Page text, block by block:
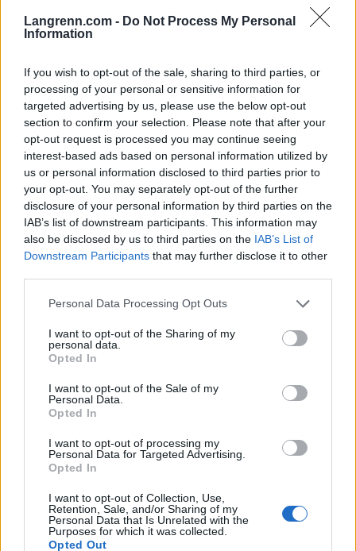
Langrenn.com - Do Not Process My Personal
Information
If you wish to opt-out of the sale, sharing to third parties, or
processing of your personal or sensitive information for
targeted advertising by us, please use the below opt-out
section to confirm your selection. Please note that after your
opt-out request is processed you may continue seeing
interest-based ads based on personal information utilized by
us or personal information disclosed to third parties prior to
your opt-out. You may separately opt-out of the further
disclosure of your personal information by third parties on the
IAB’s list of downstream participants. This information may
also be disclosed by us to third parties on the IAB’s List of
Downstream Participants that may further disclose it to other
Please note that this website/app uses one or more Google
not limited to your visit or usage behaviour. You may click to
grant or deny consent to Google and its third-party tags to
use your data for below specified purposes in below Google
consent section.
Personal Data Processing Opt Outs
I want to opt-out of the Sharing of my
personal data.
Opted In
I want to opt-out of the Sale of my
Personal Data.
Opted In
I want to opt-out of processing my
Personal Data for Targeted Advertising.
Opted In
I want to opt-out of Collection, Use,
Retention, Sale, and/or Sharing of my
Personal Data that Is Unrelated with the
Purposes for which it was collected.
Opted Out
Klæbo måtte kjempe for seieren i
INGEBORG SCHEVE
Johannes Høsflot Klæbo vant turrennet i Gauldal onsdag
ettermiddag etter en hard kamp mot langløpstalentet fra Team